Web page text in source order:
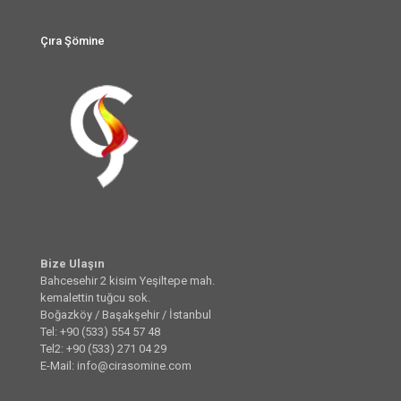
Çıra Şömine
Bize Ulaşın
Bahcesehir 2 kisim Yeşiltepe mah.
kemalettin tuğcu sok.
Boğazköy / Başakşehir / İstanbul
Tel: +90 (533) 554 57 48
Tel2: +90 (533) 271 04 29
E-Mail: info@cirasomine.com